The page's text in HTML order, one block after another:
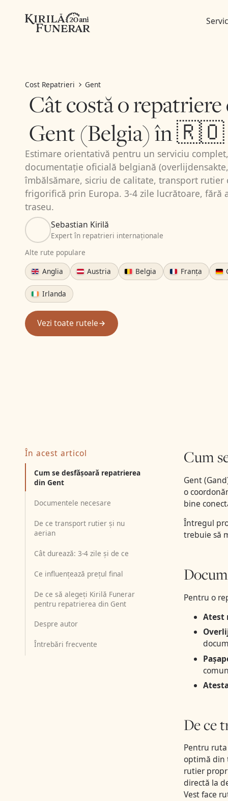
Cost Repatrieri Gent
Cât costă o
Gent (Belgia) în 🇷🇴
Estimare orientativă pentru un serviciu
documentație oficială belgiană
îmbălsămare, sicriu de calitate, transport rutier
frigorifică prin Europa. 3-4 zile lucrătoare, fără
traseu.
Sebastian Kirilă
Expert în repatrieri internaționale
Alte rute populare
Anglia
Austria Belgia Franța
Irlanda
Vezi toate rutele
În acest articol
Cum se desfășoară repatrierea
din Gent
Documentele necesare
De ce transport rutier și nu
aerian
Cât durează: 3-4 zile și de ce
Ce influențează prețul final
De ce să alegeți Kirilă Funerar
pentru repatrierea din Gent
Despre autor
Întrebări frecvente
Cum
Gent
o
bine
Întregul
trebuie să
Pentru o
Atest
De ce
Pentru
optimă din
rutier
directă la
Vest face